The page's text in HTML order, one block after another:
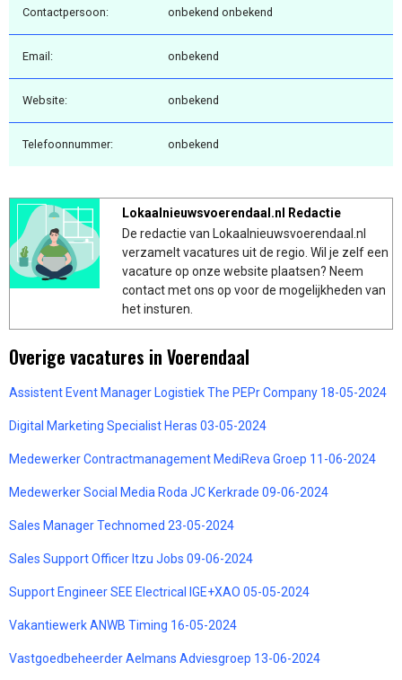
Contactpersoon: onbekend onbekend
Email: onbekend
Website: onbekend
Telefoonnummer: onbekend
Lokaalnieuwsvoerendaal.nl Redactie
De redactie van Lokaalnieuwsvoerendaal.nl
verzamelt vacatures uit de regio. Wil je zelf een
vacature op onze website plaatsen? Neem
contact met ons op voor de mogelijkheden van
het insturen.
Overige vacatures in Voerendaal
Assistent Event Manager Logistiek The PEPr Company 18-05-2024
Digital Marketing Specialist Heras 03-05-2024
Medewerker Contractmanagement MediReva Groep 11-06-2024
Medewerker Social Media Roda JC Kerkrade 09-06-2024
Sales Manager Technomed 23-05-2024
Sales Support Officer Itzu Jobs 09-06-2024
Support Engineer SEE Electrical IGE+XAO 05-05-2024
Vakantiewerk ANWB Timing 16-05-2024
Vastgoedbeheerder Aelmans Adviesgroep 13-06-2024